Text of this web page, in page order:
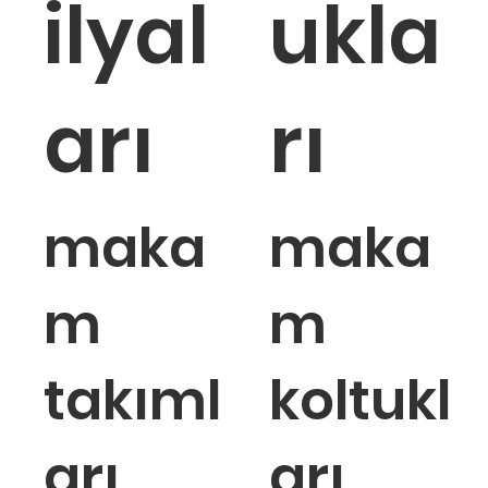
Tükendi
Tükendi
Tükendi
ilyal
arı
maka
m
takıml
ukla
rı
maka
m
koltukl